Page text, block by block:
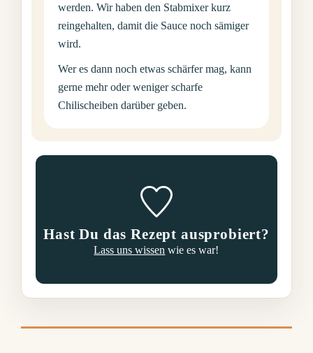
werden. Wir haben den Stabmixer kurz
reingehalten, damit die Sauce noch sämiger
wird.
Wer es dann noch etwas schärfer mag, kann
gerne mehr oder weniger scharfe
Chilischeiben darüber geben.
Hast Du das Rezept ausprobiert?
Lass uns wissen wie es war!